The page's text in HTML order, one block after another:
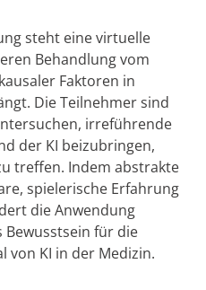
steht eine virtuelle
Behandlung vom
Faktoren in
Die Teilnehmer sind
irreführende
der KI beizubringen,
treffen. Indem abstrakte
spielerische Erfahrung
die Anwendung
Bewusstsein für die
von KI in der Medizin.